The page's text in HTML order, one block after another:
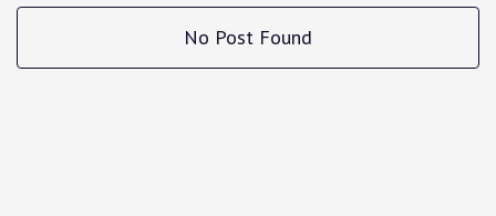
No Post Found